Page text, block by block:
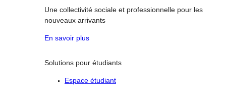
Une collectivité sociale et professionnelle pour les
nouveaux arrivants
En savoir plus
Solutions pour étudiants
Espace étudiant